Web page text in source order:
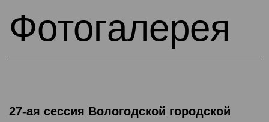
Фотогалерея
27-ая сессия Вологодской городской